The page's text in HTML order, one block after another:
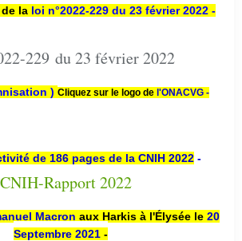
la loi n°2022-229 du 23 février 2022 -
229 du 23 février 2022
) Cliquez sur le logo de l'ONACVG -
de 186 pages de la CNIH 2022 -
Macron aux Harkis à l'Élysée le 20
Septembre 2021 -